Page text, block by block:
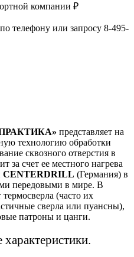
компании ₽
телефону или запросу 8-495-
представляет на
технологию обработки
сквозного отверстия в
за счет ее местного нагрева
CENTERDRILL (Германия) в
передовыми в мире. В
(часто их
сверла или пуансны),
патроны и цанги.